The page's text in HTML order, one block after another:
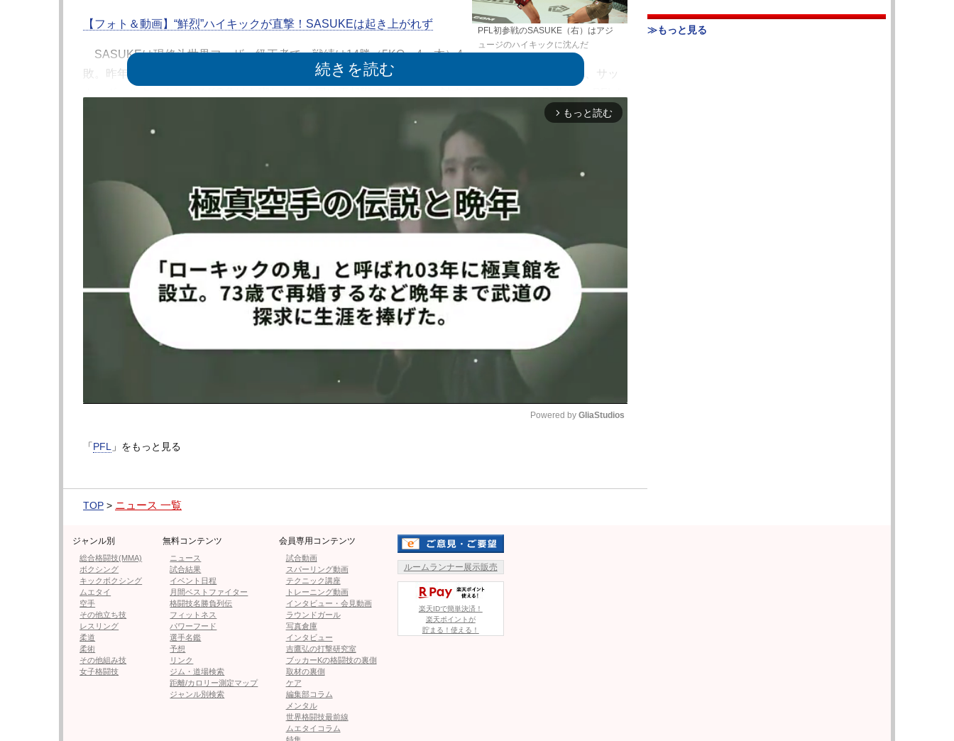
PFL初参戦のSASUKE（右）はアジ
ュージのハイキックに沈んだ
【フォト＆動画】“鮮烈”ハイキックが直撃！SASUKEは起き上がれず
SASUKEは現修斗世界フェザー級王者で、戦績は14勝（5KO・4一本）4
敗。昨年6月にはRIZIN初参戦を果たし、ビクター・コレスニックと対戦したが、ボディを効かされ、サッ
主戦場とし、戦績は10勝（3KO・2一本）1敗。この1敗はデビュー戦でのもので、現在は10連勝中だ。
1R、サウスポーのアジュージは多彩な左ミドルや後ろ廻し蹴り、跳びヒザなどの蹴り技で攻め立てる。
接近戦では鋭い左ヒジやパンチの連打も浴びせ、打撃で主導権を握る。対するオーソドックスのSASUKE
は、蹴りを掴んでテイクダウンを奪い、バッククリンチや払い腰を狙うなど組み技で対抗。バックフィス
トなどのカウンターも見せ、一進一退の攻防となった。
2R、アジュージは左ボディや右カーフ、左回りからのストレートで試合を支配。SASUKEはローキック
などで応戦するも、間合いを詰め切れない。するとアジュージは、SASUKEの左前蹴りの打ち終わりに鮮
烈な左ハイキックを炸裂。ガードの上から直撃した一撃でSASUKEがダウンすると、アジュージがすかさ
ず鉄槌で追撃。ここでレフェリーが試合を止め、アジュージのTKO勝利となった。
次のページは【フォト＆動画】“鮮烈”ハイキックが直撃！SASUKEは起き上がれず
1 2
≪ 前のページへ
●編集部オススメ
・【フォト＆動画】“鮮烈”ハイキックが直撃！SASUKEは起き上がれず
・【K-1】石井一成の凱旋に女子タイトル戦も！福岡大会の追加カード決定＝7.20
・太すぎ二の腕がパンパン！小顔マッチョな“腕相撲”世界女王・竹中絢音「女でこんな腕おらん
わ！」
・大川成美、話題の100cmのヒップ！どうやって作った？その秘訣とは！？
arrow_forward_ios もっと読む
Powered by GliaStudios
「PFL 」をもっと見る
TOP > ニュース 一覧
≫もっと見る
ジャンル別
総合格闘技(MMA)
ボクシング
キックボクシング
ムエタイ
空手
その他立ち技
レスリング
柔道
柔術
その他組み技
女子格闘技
無料コンテンツ
ニュース
試合結果
イベント日程
月間ベストファイター
格闘技名勝負列伝
フィットネス
パワーフード
選手名鑑
予想
リンク
ジム・道場検索
距離/カロリー測定マップ
ジャンル別検索
会員専用コンテンツ
試合動画
スパーリング動画
テクニック講座
トレーニング動画
インタビュー・会見動画
ラウンドガール
写真倉庫
インタビュー
吉鷹弘の打撃研究室
ブッカーKの格闘技の裏側
取材の裏側
ケア
編集部コラム
メンタル
世界格闘技最前線
ムエタイコラム
ルームランナー展示販売
楽天IDで簡単決済！
楽天ポイントが
貯まる！使える！